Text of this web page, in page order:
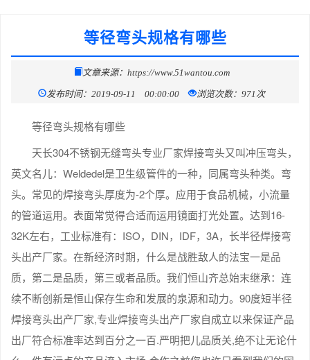
等径弯头规格有哪些
文章来源：https://www.51wantou.com
发布时间：2019-09-11 00:00:00 浏览次数：971次
等径弯头规格有哪些
天长304不锈钢无缝弯头专业厂家焊接弯头又叫冲压弯头，
英文名儿：Weldedel是卫生级管件的一种，同属弯头种类。弯
头。常见的焊接弯头厚度为-2个厚。应用于食品机械，小流量
的管道运用。表面常觉得合适而运用镜面打光处置。达到16-
32K左右，工业标准有：ISO，DIN，IDF，3A，长半径焊接弯
头出产厂家。在新经济时期，什么是战胜敌人的法宝一是品
质，第二是品质，第三或者品质。我们恒山齐总始末继承：连
续不断创新是恒山保存生命和发展的泉源和动力。90度短半径
焊接弯头出产厂家,专业焊接弯头出产厂家自成立以来保证产品
出厂符合标准率达到百分之一百.严明把儿品质关,绝不让无论什